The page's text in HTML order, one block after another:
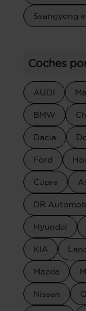
Ssangyong
Coches
AUDI
BMW
Dacia
Ford
Cupra
DR
Hyundai
KIA
Mazda
Nissan